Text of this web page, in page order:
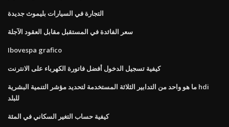
التجارة في السيارات بليموث جديدة
سعر الفائدة في المستقبل مقابل العقود الآجلة
Ibovespa grafico
كيفية تسجيل الدخول أفضل فاتورة الكهرباء على الانترنت
ما هو واحد من التدابير الثلاثة المستخدمة لتحديد مؤشر التنمية البشرية hdi
للبلد
كيفية حساب التغير السكاني في المئة